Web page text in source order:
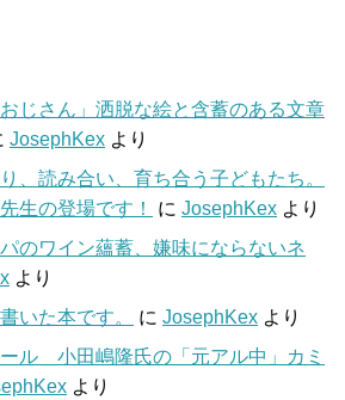
おじさん」洒脱な絵と含蓄のある文章
JosephKex より
、読み合い、育ち合う子どもたち。
生の登場です！
に JosephKex より
のワイン蘊蓄、嫌味にならないネ
より
いた本です。
に JosephKex より
ール 小田嶋隆氏の「元アル中」カミ
より